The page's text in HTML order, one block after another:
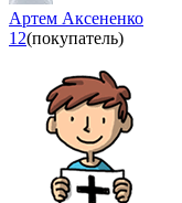
Артем Аксененко
12(покупатель)